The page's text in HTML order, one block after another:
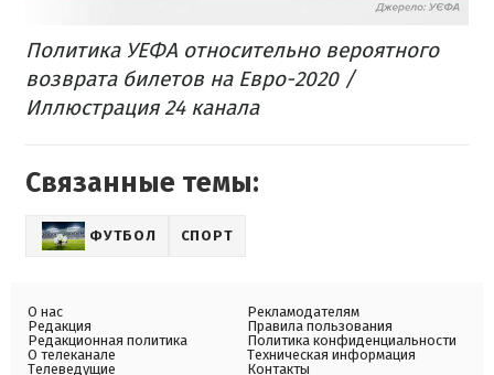
Политика УЕФА относительно вероятного
возврата билетов на Евро-2020 /
Иллюстрация 24 канала
Связанные темы:
ФУТБОЛ СПОРТ
О нас
Редакция
Редакционная политика
О телеканале
Телеведущие
Рекламодателям
Правила пользования
Политика конфиденциальности
Техническая информация
Контакты